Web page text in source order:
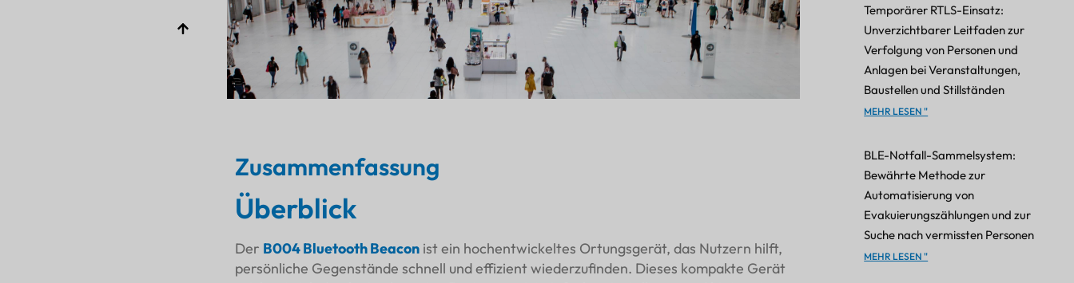
Zusammenfassung
Überblick
Der B004 Bluetooth Beaconist ein hochentwickeltes Ortungsgerät, das Nutzern hilft,
persönliche Gegenstände schnell und effizient wiederzufinden. Dieses kompakte Gerät
Temporärer RTLS-Einsatz:
Unverzichtbarer Leitfaden zur
Verfolgung von Personen und
Anlagen bei Veranstaltungen,
Baustellen und Stillständen
MEHR LESEN "
BLE-Notfall-Sammelsystem:
Bewährte Methode zur
Automatisierung von
Evakuierungszählungen und zur
Suche nach vermissten Personen
MEHR LESEN "